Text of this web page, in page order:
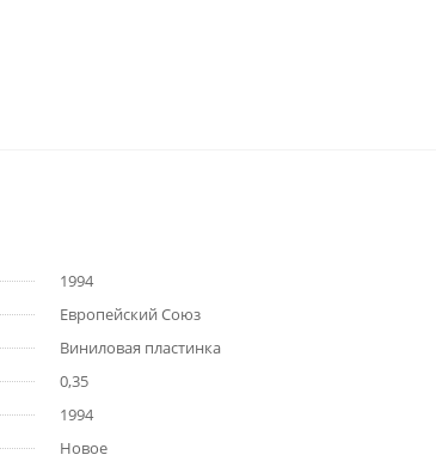
1994
Европейский Союз
Виниловая пластинка
0,35
1994
Новое